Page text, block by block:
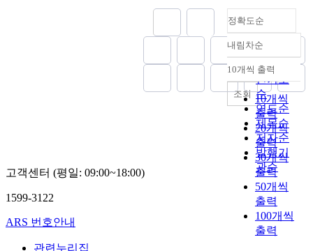
정확도순
정확도
순
인기도
순
연도순
제목순
저자순
발행기
관순
내림차순
내림차순
10개씩 출력
10개씩
출력
20개씩
출력
30개씩
출력
50개씩
출력
100개씩
출력
조회
고객센터 (평일: 09:00~18:00)
1599-3122
ARS 번호안내
관련누리집